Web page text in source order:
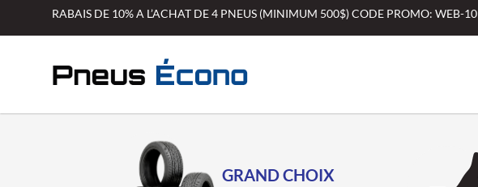
RABAIS DE 10% A L’ACHAT DE 4 PNEUS (MINIMUM 500$) CODE PROMO: WEB-10
GRAND CHOIX